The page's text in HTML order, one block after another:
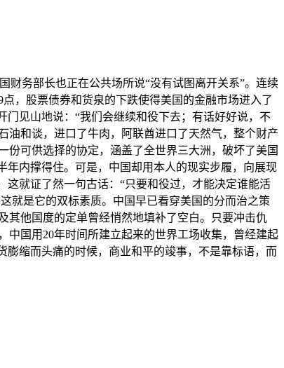
务部长也正在公共场所说“没有试图离开关系”。连续
，股票债券和货泉的下跌使得美国的金融市场进入了
见山地说：“我们会继续和役下去；有话好好说，不
油和谈，进口了牛肉，阿联酋进口了天然气，整个财产
可供选择的协定，涵盖了全世界三大洲，破坏了美国
内撑得住。可是，中国却用本人的现实步履，向展现
就证了然一句古话：“只要和役过，才能决定谁能活
就是它的双标素质。中国早已看穿美国的分而治之策
其他国度的定单曾经悄然地填补了空白。只要冲击仇
国用20年时间所建立起来的世界工场收集，曾经建起
缩而头痛的时候，商业和平的竣事，不是靠标语，而